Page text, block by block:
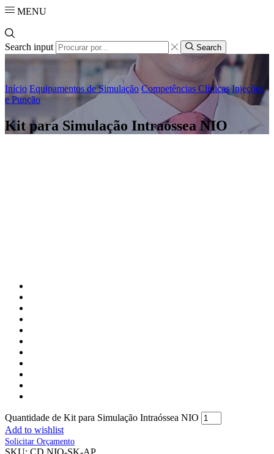
MENU
Search input Search
Início Equipamentos de Simulação Competências Clínicas Injeções
e Punção
Kit para Simulação Intraóssea NIO
Quantidade de Kit para Simulação Intraóssea NIO
Add to wishlist
Solicitar Orçamento